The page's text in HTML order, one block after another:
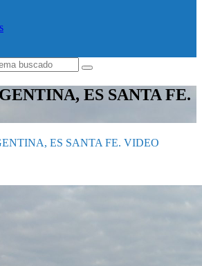
ES SANTA FE.
ES SANTA FE. VIDEO